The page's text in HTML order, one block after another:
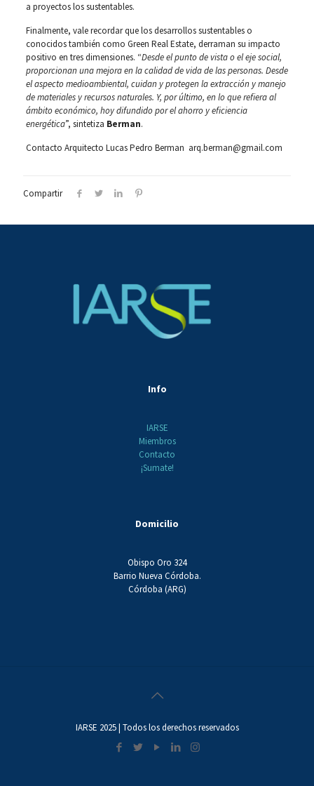
a proyectos los sustentables.
Finalmente, vale recordar que los desarrollos sustentables o
conocidos también como Green Real Estate, derraman su impacto
positivo en tres dimensiones. “Desde el punto de vista o el eje social,
proporcionan una mejora en la calidad de vida de las personas. Desde
el aspecto medioambiental, cuidan y protegen la extracción y manejo
de materiales y recursos naturales. Y, por último, en lo que refiera al
ámbito económico, hoy difundido por el ahorro y eficiencia
energética”, sintetiza Berman.
Contacto Arquitecto Lucas Pedro Berman arq.berman@gmail.com
Compartir
Info
IARSE
Miembros
Contacto
¡Sumate!
Domicilio
Obispo Oro 324
Barrio Nueva Córdoba.
Córdoba (ARG)
IARSE 2025 | Todos los derechos reservados